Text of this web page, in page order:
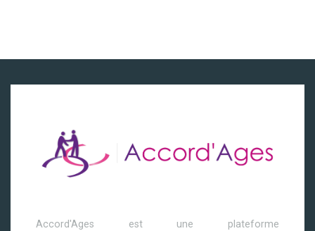
Accord'Ages est une plateforme